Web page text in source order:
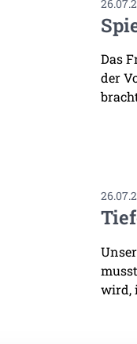
Das
der
wird,